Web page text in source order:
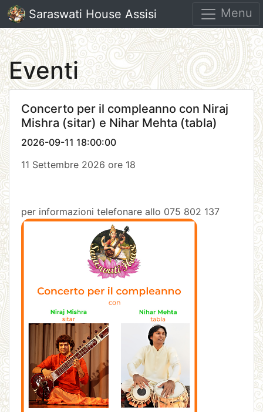
Saraswati House Assisi Menu
Eventi
Concerto per il compleanno con Niraj
Mishra (sitar) e Nihar Mehta (tabla)
2026-09-11 18:00:00
11 Settembre 2026 ore 18
per informazioni telefonare allo 075 802 137